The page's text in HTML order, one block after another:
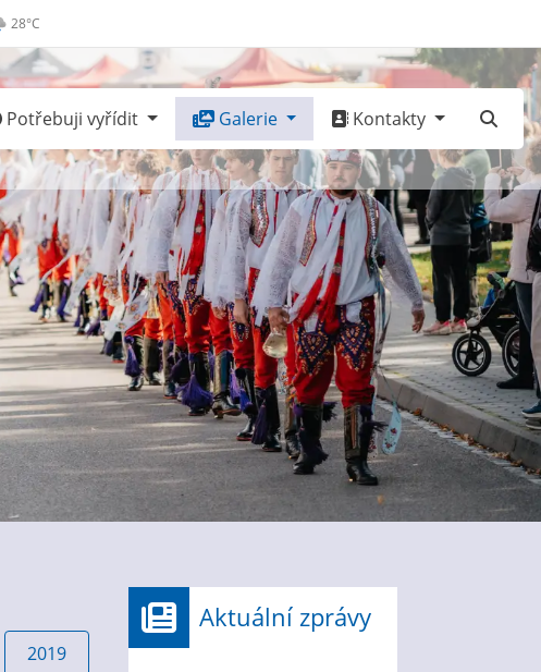
28°C
Potřebuji vyřídit Galerie Kontakty
2019
Aktuální zprávy